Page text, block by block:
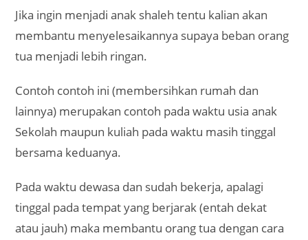
Jika ingin menjadi anak shaleh tentu kalian akan
membantu menyelesaikannya supaya beban orang
tua menjadi lebih ringan.
Contoh contoh ini (membersihkan rumah dan
lainnya) merupakan contoh pada waktu usia anak
Sekolah maupun kuliah pada waktu masih tinggal
bersama keduanya.
Pada waktu dewasa dan sudah bekerja, apalagi
tinggal pada tempat yang berjarak (entah dekat
atau jauh) maka membantu orang tua dengan cara